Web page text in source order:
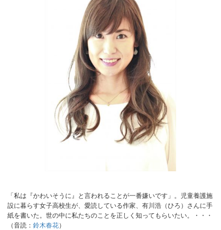
「私は『かわいそうに』と言われることが一番嫌いです」。児童養護施
設に暮らす女子高校生が、愛読している作家、有川浩（ひろ）さんに手
紙を書いた。世の中に私たちのことを正しく知ってもらいたい。・・・
（音読： 鈴木春花）